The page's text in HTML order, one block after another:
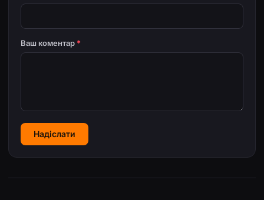
Ваш коментар *
Надіслати